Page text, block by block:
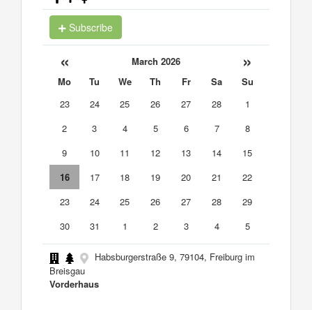
Subscribe
« March 2026 »
Mo Tu We Th Fr Sa
Su
23
24 25 26 27 28
1
2
3 4 5 6 7
8
9
10 11 12 13 14
15
16
17 18 19 20 21
22
23
24 25 26 27 28
29
30
31 1 2 3 4 5
Habsburgerstraße 9, 79104, Freiburg im
Breisgau
Vorderhaus